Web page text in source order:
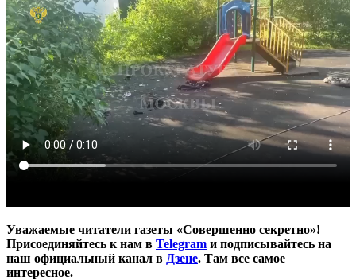
Уважаемые читатели газеты «Совершенно секретно»!
Присоединяйтесь к нам в Telegram и подписывайтесь на
наш официальный канал в Дзене. Там все самое
интересное.